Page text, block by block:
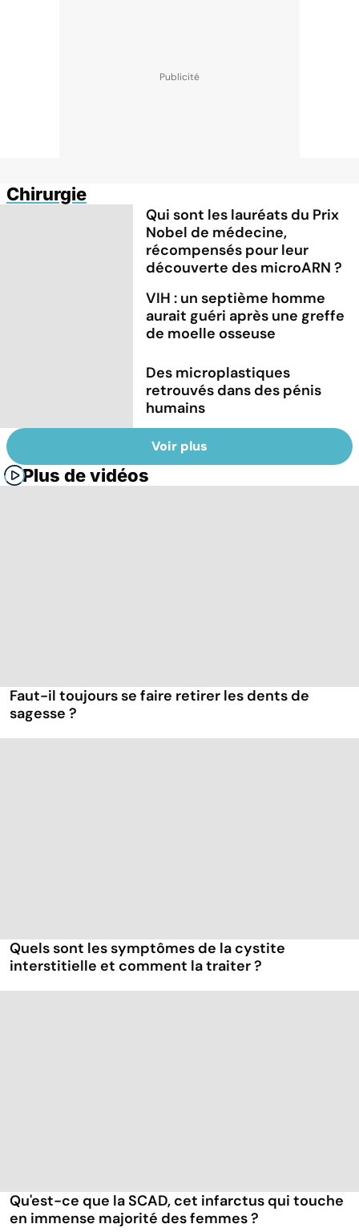
Chirurgie
Qui sont les lauréats du Prix
Nobel de médecine,
récompensés pour leur
découverte des microARN ?
VIH : un septième homme
aurait guéri après une greffe
de moelle osseuse
Des microplastiques
retrouvés dans des pénis
humains
Voir plus
Plus de vidéos
Faut-il toujours se faire retirer les dents de
sagesse ?
Quels sont les symptômes de la cystite
interstitielle et comment la traiter ?
Qu'est-ce que la SCAD, cet infarctus qui touche
en immense majorité des femmes ?